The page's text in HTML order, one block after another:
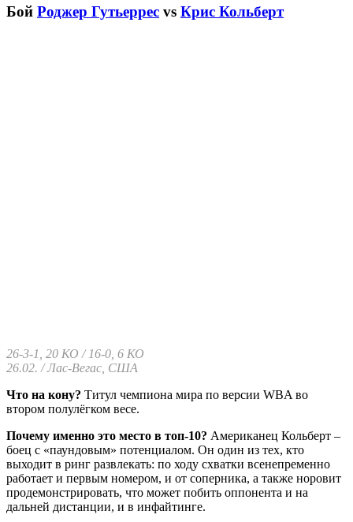
Бой Роджер Гутьеррес vs Крис Кольберт
26-3-1, 20 КО / 16-0, 6 КО
26.02. / Лас-Вегас, США
Что на кону? Титул чемпиона мира по версии WBA во
втором полулёгком весе.
Почему именно это место в топ-10? Американец Кольберт –
боец с «паундовым» потенциалом. Он один из тех, кто
выходит в ринг развлекать: по ходу схватки всенепременно
работает и первым номером, и от соперника, а также норовит
продемонстрировать, что может побить оппонента и на
дальней дистанции, и в инфайтинге.